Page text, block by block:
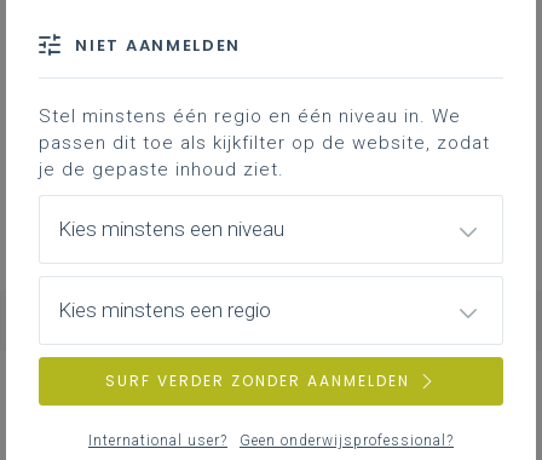
Geen zoekresultaten
zoekcriteria.
Probeer een andere zoekopdracht.
NIEUWS ALLE NIEUWS
NIET AANMELDEN
Stel minstens één regio en één niveau in. We
passen dit toe als kijkfilter op de website, zodat
je de gepaste inhoud ziet.
Kies minstens een niveau
Kies minstens een regio
SURF VERDER ZONDER AANMELDEN
International user? Geen onderwijsprofessional?